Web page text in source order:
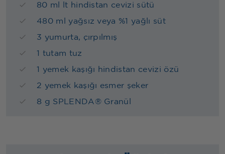
80 ml lt hindistan cevizi sütü
480 ml yağsız veya %1 yağlı süt
3 yumurta, çırpılmış
1 tutam tuz
1 yemek kaşığı hindistan cevizi özü
2 yemek kaşığı esmer şeker
8 g SPLENDA® Granül